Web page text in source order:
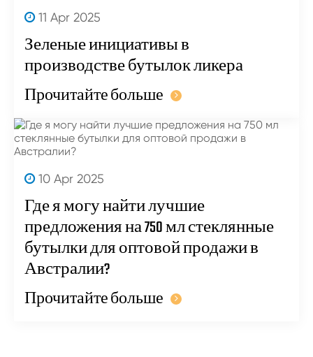
11 Apr 2025
Зеленые инициативы в
производстве бутылок ликера
Прочитайте больше
10 Apr 2025
Где я могу найти лучшие
предложения на 750 мл стеклянные
бутылки для оптовой продажи в
Австралии?
Прочитайте больше